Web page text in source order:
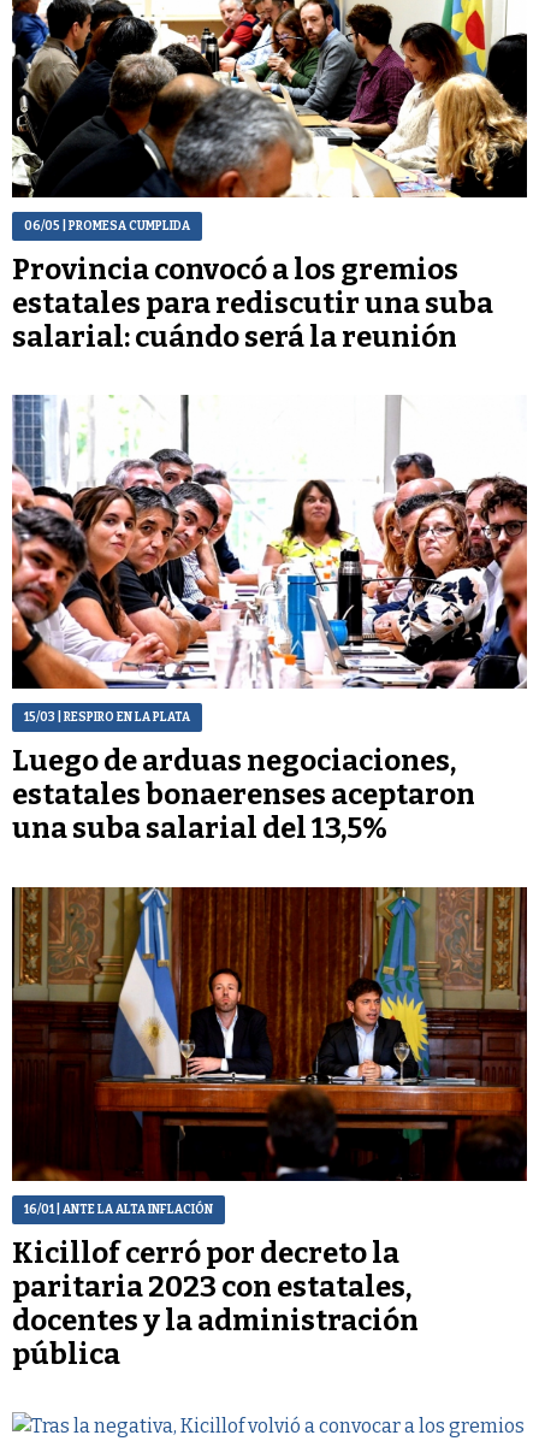
06/05 | PROMESA CUMPLIDA
Provincia convocó a los gremios
estatales para rediscutir una suba
salarial: cuándo será la reunión
15/03 | RESPIRO EN LA PLATA
Luego de arduas negociaciones,
estatales bonaerenses aceptaron
una suba salarial del 13,5%
16/01| ANTE LA ALTA INFLACIÓN
Kicillof cerró por decreto la
paritaria 2023 con estatales,
docentes y la administración
pública